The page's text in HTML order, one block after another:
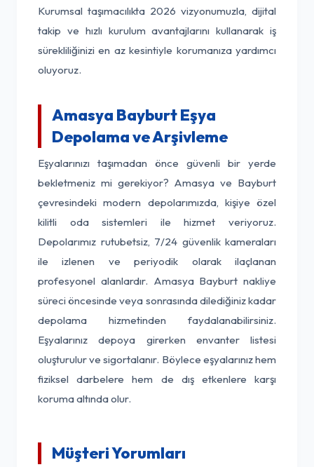
Kurumsal taşımacılıkta 2026 vizyonumuzla, dijital
takip ve hızlı kurulum avantajlarını kullanarak iş
sürekliliğinizi en az kesintiyle korumanıza yardımcı
oluyoruz.
Amasya Bayburt Eşya
Depolama ve Arşivleme
Eşyalarınızı taşımadan önce güvenli bir yerde
bekletmeniz mi gerekiyor? Amasya ve Bayburt
çevresindeki modern depolarımızda, kişiye özel
kilitli oda sistemleri ile hizmet veriyoruz.
Depolarımız rutubetsiz, 7/24 güvenlik kameraları
ile izlenen ve periyodik olarak ilaçlanan
profesyonel alanlardır. Amasya Bayburt nakliye
süreci öncesinde veya sonrasında dilediğiniz kadar
depolama hizmetinden faydalanabilirsiniz.
Eşyalarınız depoya girerken envanter listesi
oluşturulur ve sigortalanır. Böylece eşyalarınız hem
fiziksel darbelere hem de dış etkenlere karşı
koruma altında olur.
Müşteri Yorumları